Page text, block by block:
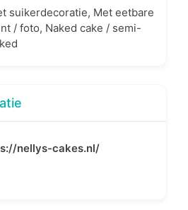
suikerdecoratie, Met eetbare
/ foto, Naked cake / semi-
nellys-cakes.nl/